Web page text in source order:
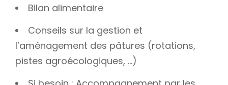
Bilan alimentaire
Conseils sur la gestion et
l’aménagement des pâtures (rotations,
pistes agroécologiques, …)